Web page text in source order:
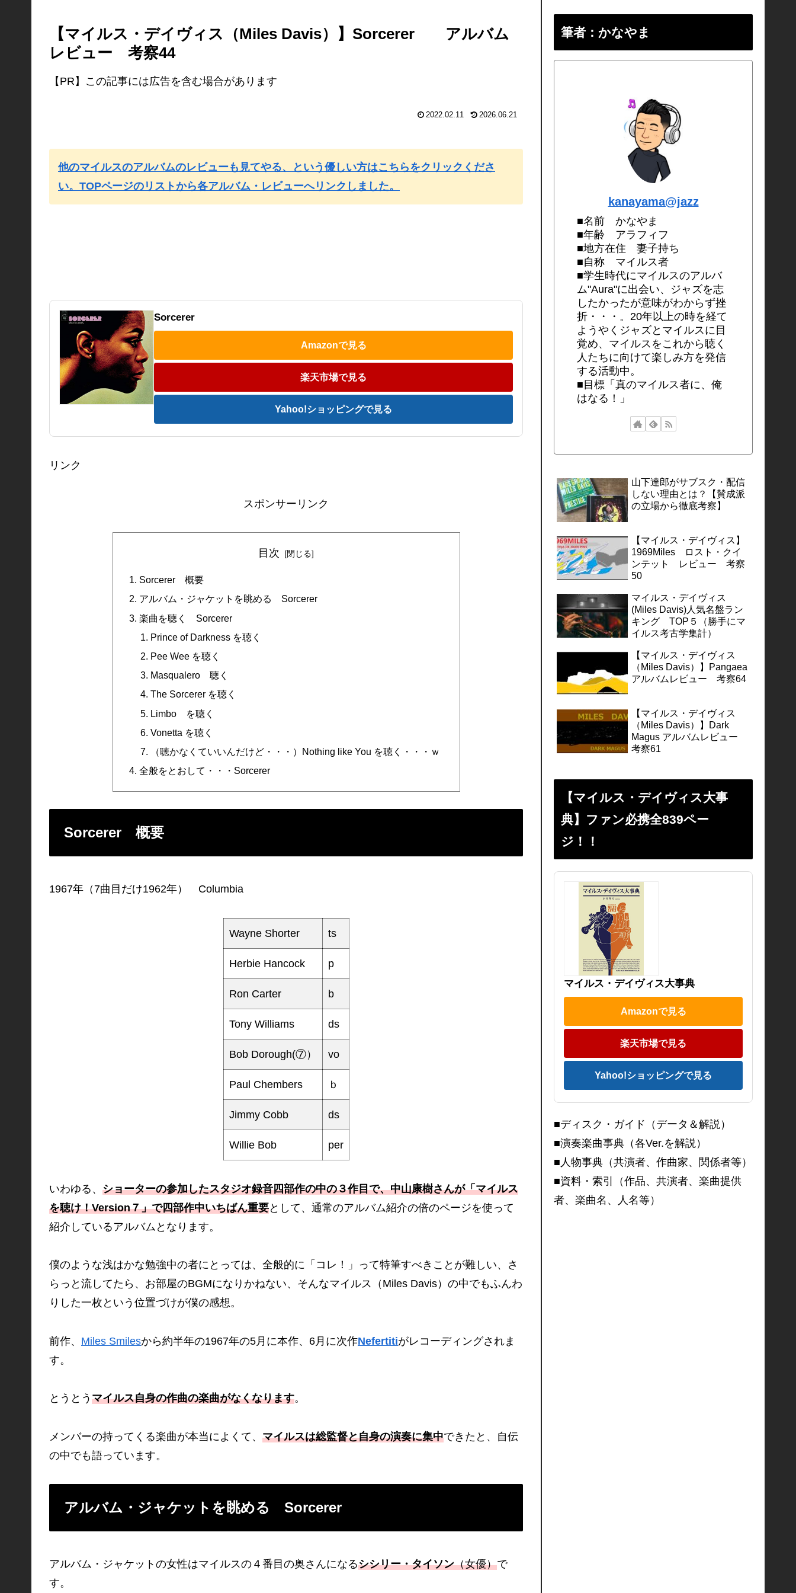
【マイルス・デイヴィス（Miles Davis）】Sorcerer アルバム
レビュー 考察44
【PR】この記事には広告を含む場合があります
2022.02.11 2026.06.21
他のマイルスのアルバムのレビューも見てやる、という優しい方はこちらをクリックくださ
い。TOPページのリストから各アルバム・レビューへリンクしました。
Sorcerer
Amazonで見る
楽天市場で見る
Yahoo!ショッピングで見る
リンク
スポンサーリンク
目次
Sorcerer 概要
アルバム・ジャケットを眺める Sorcerer
楽曲を聴く Sorcerer
Prince of Darkness を聴く
Pee Wee を聴く
Masqualero 聴く
The Sorcerer を聴く
Limbo を聴く
Vonetta を聴く
（聴かなくていいんだけど・・・）Nothing like You を聴く・・・ｗ
全般をとおして・・・Sorcerer
Sorcerer 概要
1967年（7曲目だけ1962年） Columbia
Wayne Shorter ts
Herbie Hancock p
Ron Carter b
Tony Williams ds
Bob Dorough(⑦） vo
Paul Chembers ｂ
Jimmy Cobb ds
Willie Bob per
いわゆる、 ショーターの参加したスタジオ録音四部作の中の３作目で、中山康樹さんが「マイルス
を聴け！Version７」で四部作中いちばん重要として、通常のアルバム紹介の倍のページを使って
紹介しているアルバムとなります。
僕のような浅はかな勉強中の者にとっては、全般的に「コレ！」って特筆すべきことが難しい、さ
らっと流してたら、お部屋のBGMになりかねない、そんなマイルス（Miles Davis）の中でもふんわ
りした一枚という位置づけが僕の感想。
前作、 Miles Smilesから約半年の1967年の5月に本作、6月に次作Nefertitiがレコーディングされま
す。
とうとう マイルス自身の作曲の楽曲がなくなります。
メンバーの持ってくる楽曲が本当によくて、 マイルスは総監督と自身の演奏に集中できたと、自伝
の中でも語っています。
アルバム・ジャケットを眺める Sorcerer
アルバム・ジャケットの女性はマイルスの４番目の奥さんになるシシリー・タイソン（女優）で
す。
筆者：かなやま
kanayama@jazz
■名前 かなやま
■年齢 アラフィフ
■地方在住 妻子持ち
■自称 マイルス者
■学生時代にマイルスのアルバ
ム"Aura"に出会い、ジャズを志
したかったが意味がわからず挫
折・・・。20年以上の時を経て
ようやくジャズとマイルスに目
覚め、マイルスをこれから聴く
人たちに向けて楽しみ方を発信
する活動中。
■目標「真のマイルス者に、俺
はなる！」
山下達郎がサブスク・配信
しない理由とは？【賛成派
の立場から徹底考察】
【マイルス・デイヴィス】
1969Miles ロスト・クイ
ンテット レビュー 考察
50
マイルス・デイヴィス
(Miles Davis)人気名盤ラン
キング TOP５（勝手にマ
イルス考古学集計）
【マイルス・デイヴィス
（Miles Davis）】Pangaea
アルバムレビュー 考察64
【マイルス・デイヴィス
（Miles Davis）】Dark
Magus アルバムレビュー
考察61
【マイルス・デイヴィス大事
典】ファン必携全839ペー
ジ！！
マイルス・デイヴィス大事典
Amazonで見る
楽天市場で見る
Yahoo!ショッピングで見る
■ディスク・ガイド（データ＆解説）
■演奏楽曲事典（各Ver.を解説）
■人物事典（共演者、作曲家、関係者等）
■資料・索引（作品、共演者、楽曲提供
者、楽曲名、人名等）